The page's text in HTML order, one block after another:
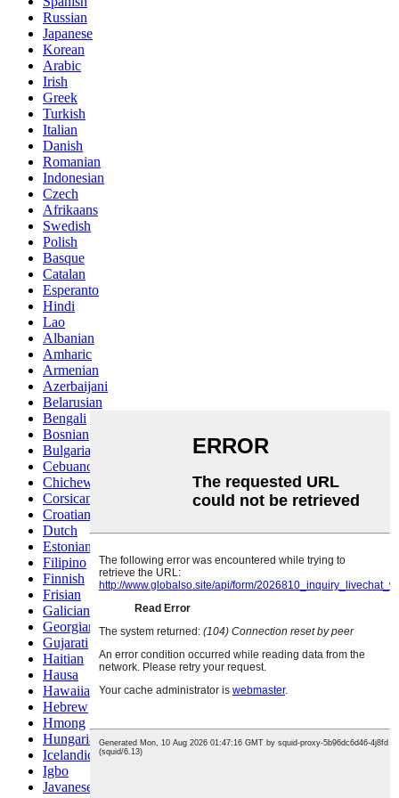
Russian
Japanese
Korean
Arabic
Irish
Greek
Turkish
Italian
Danish
Romanian
Indonesian
Czech
Afrikaans
Swedish
Polish
Basque
Catalan
Esperanto
Hindi
Lao
Albanian
Amharic
Armenian
Azerbaijani
Belarusian
Bengali
Bosnian
Bulgarian
Cebuano
Chichewa
Corsican
Croatian
Dutch
Estonian
Filipino
Finnish
Frisian
Galician
Georgian
Gujarati
Haitian
Hausa
Hawaiian
Hebrew
Hmong
Hungarian
Icelandic
Igbo
Javanese